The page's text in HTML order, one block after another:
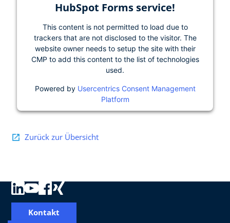
HubSpot Forms service!
This content is not permitted to load due to
trackers that are not disclosed to the visitor. The
website owner needs to setup the site with their
CMP to add this content to the list of technologies
used.
Powered by Usercentrics Consent Management
Platform
Zurück zur Übersicht
Kontakt